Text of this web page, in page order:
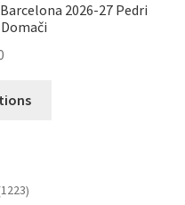
2026-27 Pedri
1223izdelkov